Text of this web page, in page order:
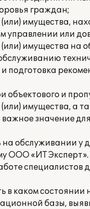
граждан;
имущества,
управлении или
имущества на
подготовка
объектового и
имущества, а
значение
обслуживании у
ООО «ИТ
в каком
базы,